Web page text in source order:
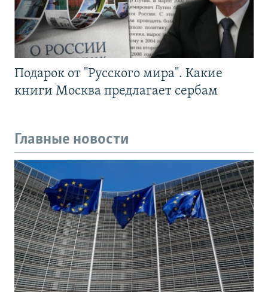
Подарок от "Русского мира". Какие
книги Москва предлагает сербам
Главные новости